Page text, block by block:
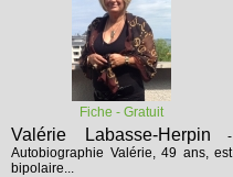
Fiche - Gratuit
Valérie Labasse-Herpin -
Autobiographie Valérie, 49 ans, est
bipolaire...